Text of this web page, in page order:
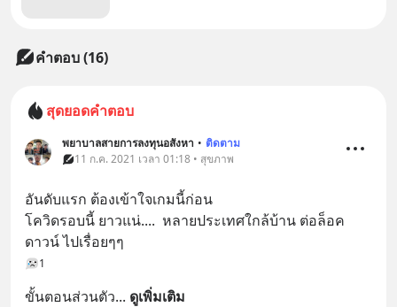
คำตอบ (16)
สุดยอดคำตอบ
พยาบาลสายการลงทุนอสังหา • ติดตาม
11 ก.ค. 2021 เวลา 01:18 • สุขภาพ
อันดับแรก ต้องเข้าใจเกมนี้ก่อน
โควิดรอบนี้ ยาวแน่....  หลายประเทศใกล้บ้าน ต่อล็อค
ดาวน์ ไปเรื่อยๆๆ
1
ขั้นตอนส่วนตัว... ดูเพิ่มเติม